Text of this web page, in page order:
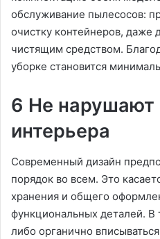
обслуживание пылесосов:
очистку контейнеров, даже
чистящим средством.
уборке становится
6 Не нарушают
интерьера
Современный дизайн
порядок во всем. Это
хранения и общего
функциональных деталей.
либо органично